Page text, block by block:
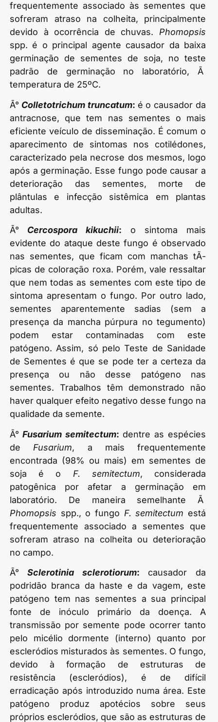
frequentemente associado às sementes que
sofreram atraso na colheita, principalmente
devido à ocorrência de chuvas. Phomopsis
spp. é o principal agente causador da baixa
germinação de sementes de soja, no teste
padrão de germinação no laboratório, Ã
temperatura de 25ºC.
Ã° Colletotrichum truncatum: é o causador da
antracnose, que tem nas sementes o mais
eficiente veículo de disseminação. É comum o
aparecimento de sintomas nos cotilédones,
caracterizado pela necrose dos mesmos, logo
após a germinação. Esse fungo pode causar a
deterioração das sementes, morte de
plântulas e infecção sistêmica em plantas
adultas.
Ã°
Cercospora kikuchii: o sintoma mais
evidente do ataque deste fungo é observado
nas sementes, que ficam com manchas tÃ­
picas de coloração roxa. Porém, vale ressaltar
que nem todas as sementes com este tipo de
sintoma apresentam o fungo. Por outro lado,
sementes aparentemente sadias (sem a
presença da mancha púrpura no tegumento)
podem estar contaminadas com este
patógeno. Assim, só pelo Teste de Sanidade
de Sementes é que se pode ter a certeza da
presença ou não desse patógeno nas
sementes. Trabalhos têm demonstrado não
haver qualquer efeito negativo desse fungo na
qualidade da semente.
Ã° Fusarium semitectum: dentre as espécies
de Fusarium, a mais frequentemente
encontrada (98% ou mais) em sementes de
soja é o F. semitectum, considerada
patogênica por afetar a germinação em
laboratório. De maneira semelhante Ã
Phomopsis spp., o fungo F. semitectum está
frequentemente associado a sementes que
sofreram atraso na colheita ou deterioração
no campo.
Ã°
Sclerotinia sclerotiorum: causador da
podridão branca da haste e da vagem, este
patógeno tem nas sementes a sua principal
fonte de inóculo primário da doença. A
transmissão por semente pode ocorrer tanto
pelo micélio dormente (interno) quanto por
escleródios misturados às sementes. O fungo,
devido à formação de estruturas de
resistência (escleródios), é de difícil
erradicação após introduzido numa área. Este
patógeno produz apotécios sobre seus
próprios escleródios, que são as estruturas de